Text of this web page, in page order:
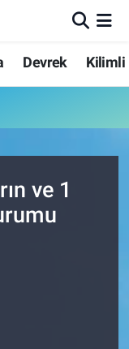
Devrek Kilimli
ve 1